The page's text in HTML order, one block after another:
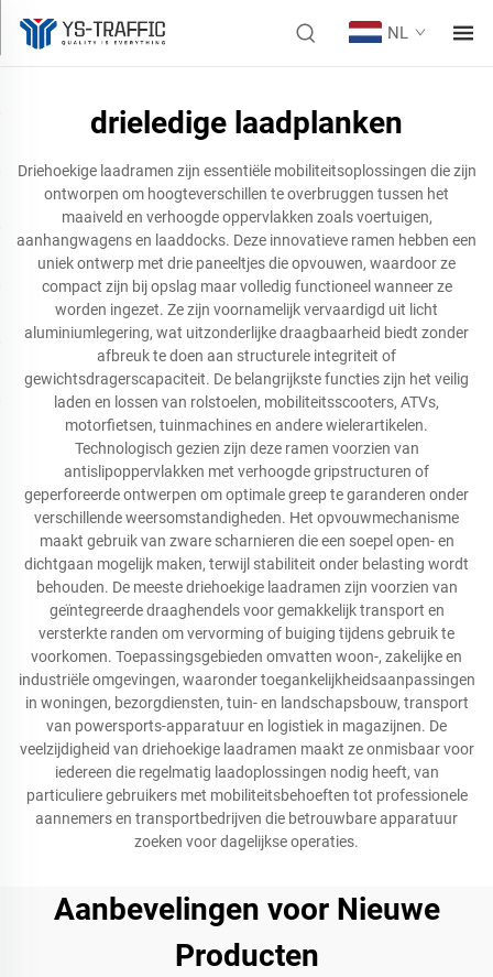
NL
drieledige laadplanken
Driehoekige laadramen zijn essentiële mobiliteitsoplossingen die zijn
ontworpen om hoogteverschillen te overbruggen tussen het
maaiveld en verhoogde oppervlakken zoals voertuigen,
aanhangwagens en laaddocks. Deze innovatieve ramen hebben een
uniek ontwerp met drie paneeltjes die opvouwen, waardoor ze
compact zijn bij opslag maar volledig functioneel wanneer ze
worden ingezet. Ze zijn voornamelijk vervaardigd uit licht
aluminiumlegering, wat uitzonderlijke draagbaarheid biedt zonder
afbreuk te doen aan structurele integriteit of
gewichtsdragerscapaciteit. De belangrijkste functies zijn het veilig
laden en lossen van rolstoelen, mobiliteitsscooters, ATVs,
motorfietsen, tuinmachines en andere wielerartikelen.
Technologisch gezien zijn deze ramen voorzien van
antislipoppervlakken met verhoogde gripstructuren of
geperforeerde ontwerpen om optimale greep te garanderen onder
verschillende weersomstandigheden. Het opvouwmechanisme
maakt gebruik van zware scharnieren die een soepel open- en
dichtgaan mogelijk maken, terwijl stabiliteit onder belasting wordt
behouden. De meeste driehoekige laadramen zijn voorzien van
geïntegreerde draaghendels voor gemakkelijk transport en
versterkte randen om vervorming of buiging tijdens gebruik te
voorkomen. Toepassingsgebieden omvatten woon-, zakelijke en
industriële omgevingen, waaronder toegankelijkheidsaanpassingen
in woningen, bezorgdiensten, tuin- en landschapsbouw, transport
van powersports-apparatuur en logistiek in magazijnen. De
veelzijdigheid van driehoekige laadramen maakt ze onmisbaar voor
iedereen die regelmatig laadoplossingen nodig heeft, van
particuliere gebruikers met mobiliteitsbehoeften tot professionele
aannemers en transportbedrijven die betrouwbare apparatuur
zoeken voor dagelijkse operaties.
Aanbevelingen voor Nieuwe
Producten